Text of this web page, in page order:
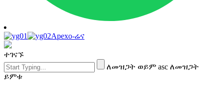
Apexo-ሬና
ተገናኙ
ለመዝጋት ወይም asc ለመዝጋት
ይምቱ